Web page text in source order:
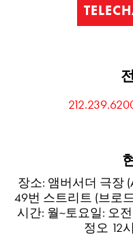
장소: 앰버서더 극장
49번 스트리트 (브로
시간: 월~토요일: 오
정오 12